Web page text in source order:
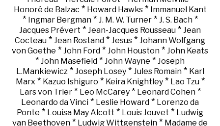
Honoré de Balzac * Howard Hawks* Immanuel Kant
* Ingmar Bergman* J. M. W. Turner* J. S. Bach*
Jacques Prévert * Jean-Jacques Rousseau * Jean
Cocteau * Jean Rostand * Jesus * Johann Wolfgang
von Goethe * John Ford * John Houston * John Keats
* John Masefield * John Wayne * Joseph
L.Mankiewicz* Joseph Losey* Jules Romain* Karl
Marx * Kazuo Ishiguro * Keira Knightley* Lao Tzu*
Lars von Trier* Leo McCarey* Leonard Cohen*
Leonardo da Vinci * Leslie Howard * Lorenzo da
Ponte * Louisa May Alcott * Louis Jouvet * Ludwig
van Beethoven * Ludwig Wittgenstein * Madame de